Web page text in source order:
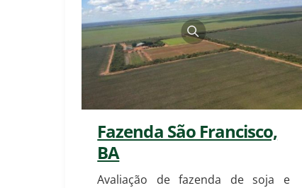
Fazenda São Francisco,
BA
Avaliação de fazenda de soja e